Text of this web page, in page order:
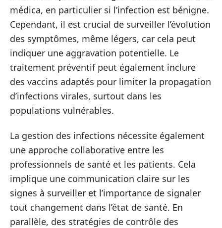
médica, en particulier si l’infection est bénigne.
Cependant, il est crucial de surveiller l’évolution
des symptômes, même légers, car cela peut
indiquer une aggravation potentielle. Le
traitement préventif peut également inclure
des vaccins adaptés pour limiter la propagation
d’infections virales, surtout dans les
populations vulnérables.
La gestion des infections nécessite également
une approche collaborative entre les
professionnels de santé et les patients. Cela
implique une communication claire sur les
signes à surveiller et l’importance de signaler
tout changement dans l’état de santé. En
parallèle, des stratégies de contrôle des